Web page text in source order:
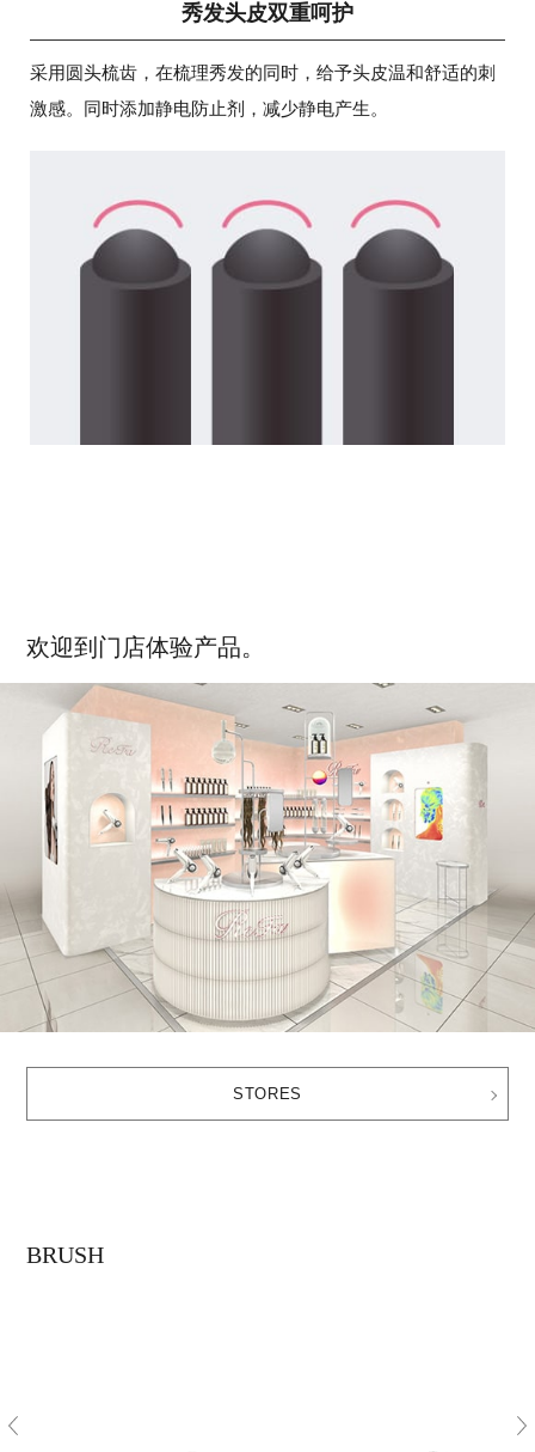
秀发头皮双重呵护
采用圆头梳齿，在梳理秀发的同时，给予头皮温和舒适的刺
激感。同时添加静电防止剂，减少静电产生。
欢迎到门店体验产品。
STORES
BRUSH